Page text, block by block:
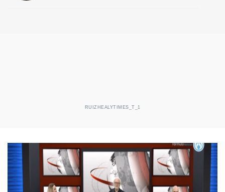
RUIZHEALYTIMES_T_1